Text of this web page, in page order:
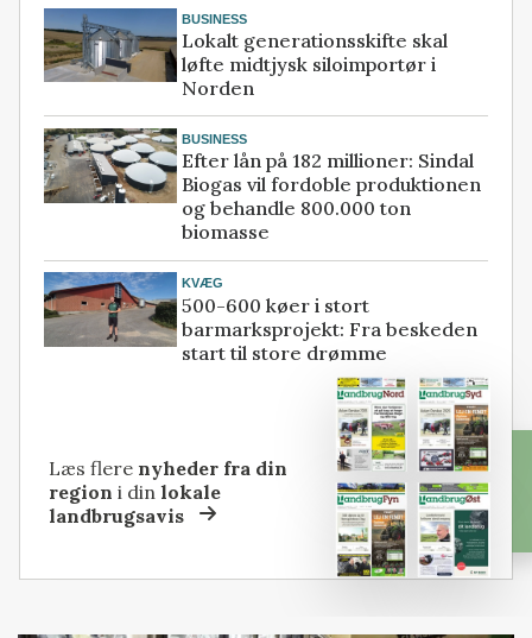
BUSINESS
Lokalt generationsskifte skal
løfte midtjysk siloimportør i
Norden
BUSINESS
Efter lån på 182 millioner: Sindal
Biogas vil fordoble produktionen
og behandle 800.000 ton
biomasse
KVÆG
500-600 køer i stort
barmarksprojekt: Fra beskeden
start til store drømme
Læs flere nyheder fra din
region i dinlokale
landbrugsavis